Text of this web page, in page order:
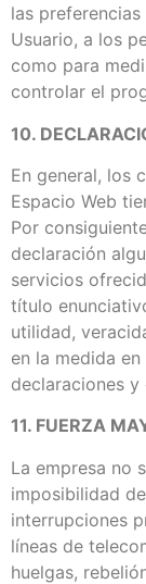
las
Usuario, a los
como para
controlar el
10.
En general, los
Espacio Web
Por
declaración
servicios
título
utilidad,
en la medida
declaraciones y
11. FUERZA
La empresa no
imposibilidad
interrupciones
líneas de
huelgas,